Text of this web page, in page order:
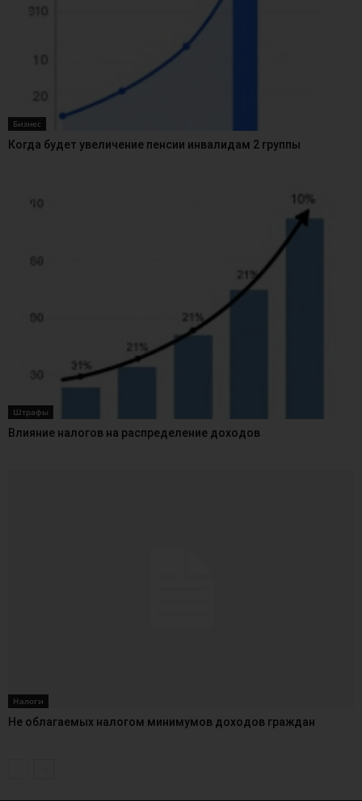
Бизнес
Когда будет увеличение пенсии инвалидам 2 группы
Штрафы
Влияние налогов на распределение доходов
Налоги
Не облагаемых налогом минимумов доходов граждан